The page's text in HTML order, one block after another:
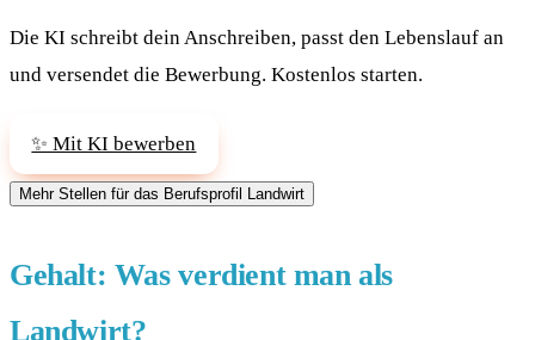
Die KI schreibt dein Anschreiben, passt den Lebenslauf an
und versendet die Bewerbung. Kostenlos starten.
✨ Mit KI bewerben
Gehalt: Was verdient man als
Landwirt?